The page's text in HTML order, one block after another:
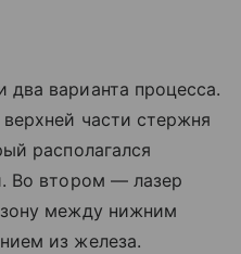
варианта процесса.
части стержня
располагался
Во втором — лазер
между нижним
из железа.